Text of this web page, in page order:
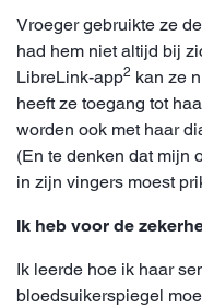
Vroeger gebruikte ze
had hem niet altijd bij
LibreLink-app2 kan ze
heeft ze toegang tot
worden ook met haar
(En te denken dat mijn
in zijn vingers moest
Ik heb voor de
Ik leerde hoe ik haar
bloedsuikerspiegel